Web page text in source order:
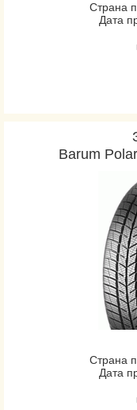
Страна
Дата
Barum
Страна
Дата